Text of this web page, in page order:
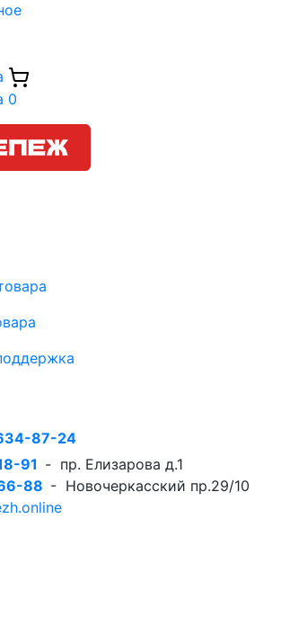
0
87-24
91 - пр. Елизарова д.1
88 - Новочеркасский пр.29/10